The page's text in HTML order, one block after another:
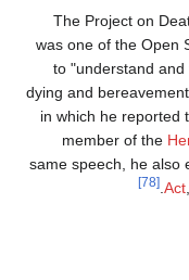
The Project on
was one of the Open
to "understand
dying and
in which he reported
member of the
same speech, he also
Act,
[78]